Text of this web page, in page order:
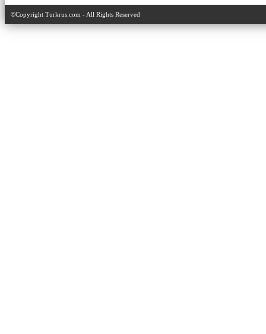
©Copyright Turkrus.com - All Rights Reserved